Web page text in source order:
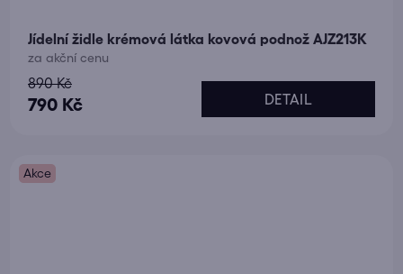
Jídelní židle krémová látka kovová podnož AJZ213K
za akční cenu
790 Kč
890 Kč
DETAIL
Akce